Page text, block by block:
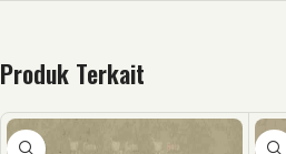
Produk Terkait